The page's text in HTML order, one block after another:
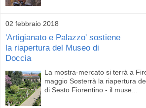
02 febbraio 2018
'Artigianato e Palazzo' sostiene
la riapertura del Museo di
Doccia
La mostra-mercato si terrà a
maggio Sosterrà la riapertura
di Sesto Fiorentino - il muse...